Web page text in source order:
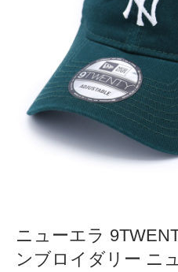
ニューエラ
ンブロイダリー ニ